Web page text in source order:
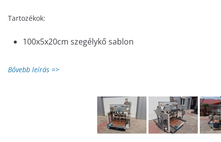
Tartozékok:
100x5x20cm szegélykő sablon
Bővebb leírás =>